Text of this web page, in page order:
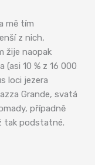
mě tím
z nich,
žije naopak
10 % z 16 000
loci jezera
Grande, svatá
případně
tak podstatné.